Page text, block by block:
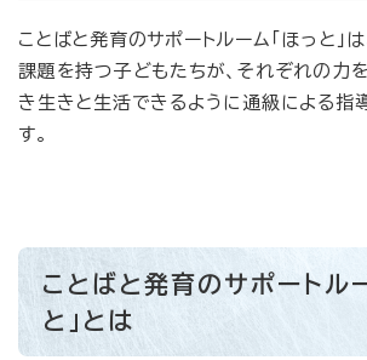
ことばと発育のサポートルーム「ほっと」
課題を持つ子どもたちが、それぞれの力
き生きと生活できるように通級による指
す。
ことばと発育のサポートル
と」とは